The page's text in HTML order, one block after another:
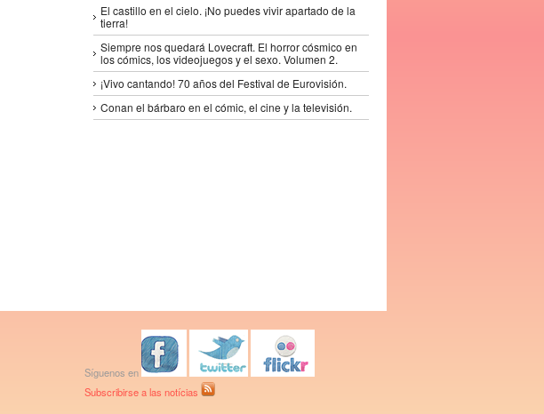
El castillo en el cielo. ¡No puedes vivir apartado de la
tierra!
Siempre nos quedará Lovecraft. El horror cósmico en
los cómics, los videojuegos y el sexo. Volumen 2.
¡Vivo cantando! 70 años del Festival de Eurovisión.
Conan el bárbaro en el cómic, el cine y la televisión.
Síguenos en
Subscribirse a las notícias